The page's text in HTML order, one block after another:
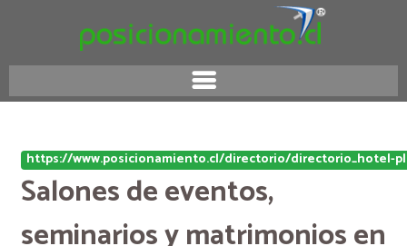
https://www.posicionamiento.cl/directorio/directorio_hotel-
Salones de eventos,
seminarios y matrimonios en